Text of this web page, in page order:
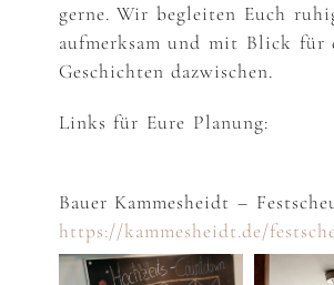
gerne. Wir begleiten Euch
aufmerksam und mit Blick für
Geschichten dazwischen.
Links für Eure Planung:
Bauer Kammesheidt –
https://kammesheidt.de/